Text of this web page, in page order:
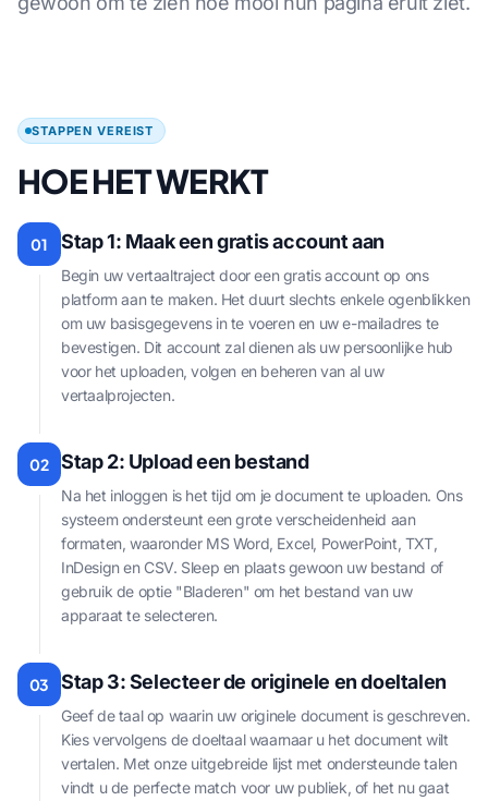
STAPPEN VEREIST
HOE HET WERKT
01 Stap 1: Maak een gratis account aan
Begin uw vertaaltraject door een gratis account op ons
platform aan te maken. Het duurt slechts enkele ogenblikken
om uw basisgegevens in te voeren en uw e-mailadres te
bevestigen. Dit account zal dienen als uw persoonlijke hub
voor het uploaden, volgen en beheren van al uw
vertaalprojecten.
02 Stap 2: Upload een bestand
Na het inloggen is het tijd om je document te uploaden. Ons
systeem ondersteunt een grote verscheidenheid aan
formaten, waaronder MS Word, Excel, PowerPoint, TXT,
InDesign en CSV. Sleep en plaats gewoon uw bestand of
gebruik de optie "Bladeren" om het bestand van uw
apparaat te selecteren.
03 Stap 3: Selecteer de originele en doeltalen
Geef de taal op waarin uw originele document is geschreven.
Kies vervolgens de doeltaal waarnaar u het document wilt
vertalen. Met onze uitgebreide lijst met ondersteunde talen
vindt u de perfecte match voor uw publiek, of het nu gaat